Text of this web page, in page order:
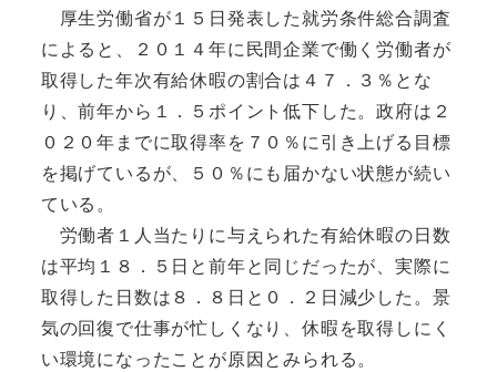
厚生労働省が１５日発表した就労条件総合調査
によると、２０１４年に民間企業で働く労働者が
取得した年次有給休暇の割合は４７．３％とな
り、前年から１．５ポイント低下した。政府は２
０２０年までに取得率を７０％に引き上げる目標
を掲げているが、５０％にも届かない状態が続い
ている。
労働者１人当たりに与えられた有給休暇の日数
は平均１８．５日と前年と同じだったが、実際に
取得した日数は８．８日と０．２日減少した。景
気の回復で仕事が忙しくなり、休暇を取得しにく
い環境になったことが原因とみられる。